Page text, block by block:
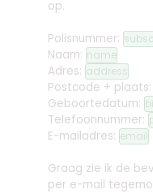
op.
Polisnummer:
Naam: name
Adres: address
Postcode + plaats:
Geboortedatum:
Telefoonnummer:
E-mailadres: email
Graag zie ik de
per e-mail